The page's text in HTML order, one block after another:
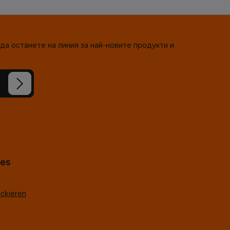
останете на линия за най-новите продукти и